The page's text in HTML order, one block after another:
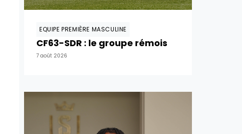
EQUIPE PREMIÈRE MASCULINE
CF63-SDR : le groupe rémois
7 août 2026